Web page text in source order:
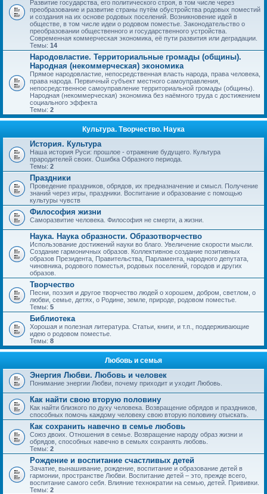
Развитие государства, его политического строя, в том числе через
преобразование и развитие страны путём обустройства родовых поместий
и создания на их основе родовых поселений. Возникновение идей в
обществе, в том числе идеи о родовом поместье. Законодательство о
преобразовании общественного и государственного устройства.
Современная коммерческая экономика, её пути развития или деградации.
Темы: 14
Народовластие. Территориальные громады (общины).
Народная (некоммерческая) экономика
Прямое народовластие, непосредственная власть народа, права человека,
права народа. Первичный субъект местного самоуправления,
непосредственное самоуправление территориальной громады (общины).
Народная (некоммерческая) экономика без наёмного труда с достижением
социального эффекта
Темы: 2
Культура. Творчество. Наука
История. Культура
Наша история Руси: прошлое - отражение будущего. Культура
прародителей своих. Ошибка Образного периода.
Темы: 2
Праздники
Проведение праздников, обрядов, их предназначение и смысл. Получение
знаний через игры, праздники. Воспитание и образование с помощью
культуры чувств
Философия жизни
Саморазвитие человека. Философия не смерти, а жизни.
Наука. Наука образности. Образотворчество
Использование достижений науки во благо. Увеличение скорости мысли.
Создание гармоничных образов. Коллективное создание позитивных
образов Президента, Правительства, Парламента, народного депутата,
чиновника, родового поместья, родовых поселений, городов и других
образов.
Творчество
Песни, поэзия и другое творчество людей о хорошем, добром, светлом, о
любви, семье, детях, о Родине, земле, природе, родовом поместье.
Темы: 5
Библиотека
Хорошая и полезная литература. Статьи, книги, и т.п., поддерживающие
идею о родовом поместье.
Темы: 8
Любовь и семья
Энергия Любви. Любовь и человек
Понимание энергии Любви, почему приходит и уходит Любовь.
Как найти свою вторую половину
Как найти близкого по духу человека. Возвращение обрядов и праздников,
способных помочь каждому человеку свою вторую половину отыскать.
Как сохранить навечно в семье любовь
Союз двоих. Отношения в семье. Возвращение народу образ жизни и
обрядов, способных навечно в семьях сохранять любовь.
Темы: 2
Рождение и воспитание счастливых детей
Зачатие, вынашивание, рождение, воспитание и образование детей в
гармонии, пространстве Любви. Воспитание детей – это, прежде всего,
воспитание самого себя. Влияние технократии на семью, детей. Прививки.
Темы: 2